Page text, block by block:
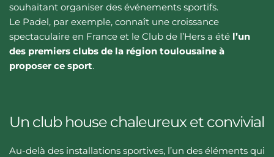
souhaitant organiser des événements sportifs.
Le Padel, par exemple, connaît une croissance
spectaculaire en France et le Club de l’Hers a été l’un
des premiers clubs de la région toulousaine à
proposer ce sport.
Un club house chaleureux et convivial
Au-delà des installations sportives, l’un des éléments qui